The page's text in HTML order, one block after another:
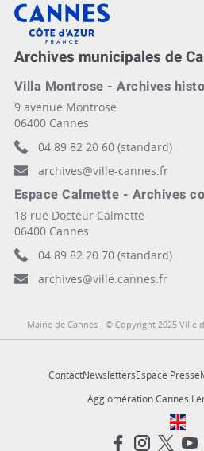
Archives municipales de
Villa Montrose - Archives
9 avenue Montrose
06400 Cannes
04 89 82 20 60 (standard)
archives@ville-cannes.fr
Espace Calmette - Archives
18 rue Docteur Calmette
06400 Cannes
04 89 82 20 70 (standard)
archives@ville.cannes.fr
Mairie de Cannes - © Copyright 2025 Ville
ContactNewslettersEspace Presse
Agglomération Cannes